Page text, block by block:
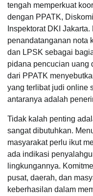
tengah memperkuat
dengan PPATK,
Inspektorat DKI
penandatanganan nota
dan LPSK sebagai
pidana pencucian uang
dari PPATK
yang terlibat judi online
antaranya adalah
Tidak kalah penting
sangat dibutuhkan.
masyarakat perlu ikut
ada indikasi
lingkungannya.
pusat, daerah, dan
keberhasilan dalam